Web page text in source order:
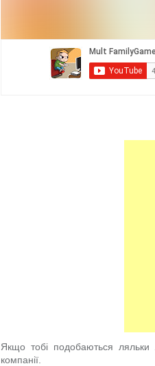
Якщо тобі подобаються
компанії.